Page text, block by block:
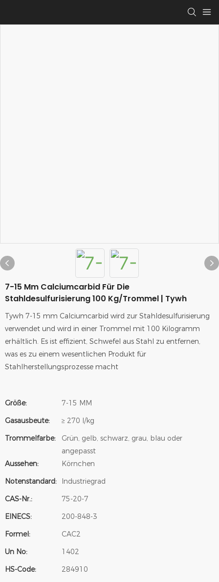
7-15 Mm Calciumcarbid Für Die
Stahldesulfurisierung 100 Kg/Trommel | Tywh
Tywh 7-15 mm Calciumcarbid wird zur Stahldesulfurisierung
verwendet und wird in einer Trommel mit 100 Kilogramm
erhältlich. Es ist effizient, Schwefel aus Stahl zu entfernen,
was es zu einem wesentlichen Produkt für
Stahlherstellungsprozesse macht
Größe:
7-15 MM
Gasausbeute:
≥ 270 l/kg
Trommelfarbe:
Grün, gelb, schwarz, grau, blau oder
angepasst
Aussehen:
Körnchen
Notenstandard:
Industriegrad
CAS-Nr.:
75-20-7
EINECS:
200-848-3
Formel:
CAC2
Un No:
1402
HS-Code:
284910